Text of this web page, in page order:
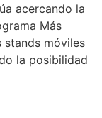
acercando la
Más
stands móviles
la posibilidad